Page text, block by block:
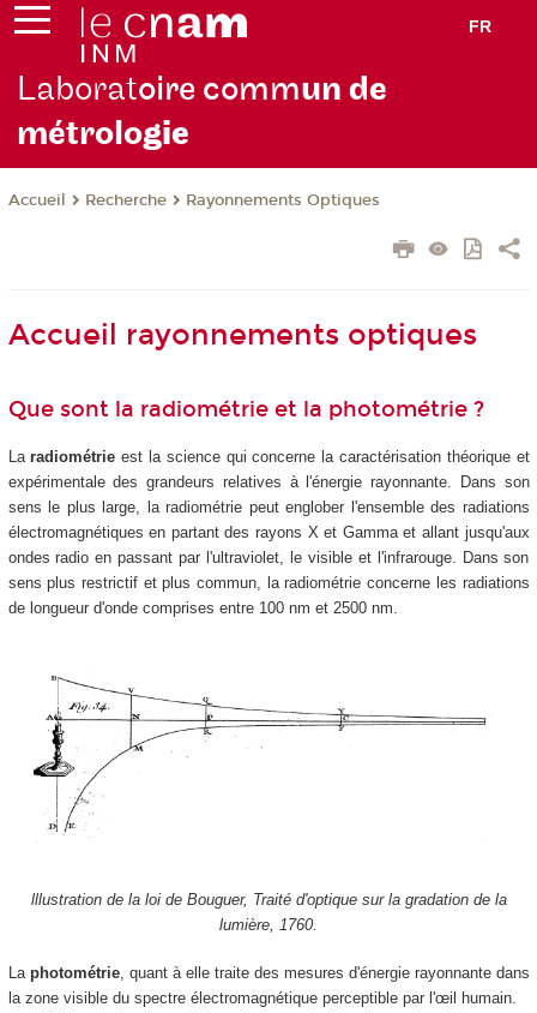
FR
Laboratoire commun de
métrologie
Accueil Recherche Rayonnements Optiques
Accueil rayonnements optiques
Que sont la radiométrie et la photométrie ?
Laradiométrie est la science qui concerne la caractérisation théorique et
expérimentale des grandeurs relatives à l'énergie rayonnante. Dans son
sens le plus large, la radiométrie peut englober l'ensemble des radiations
électromagnétiques en partant des rayons X et Gamma et allant jusqu'aux
ondes radio en passant par l'ultraviolet, le visible et l'infrarouge. Dans son
sens plus restrictif et plus commun, la radiométrie concerne les radiations
de longueur d'onde comprises entre 100 nm et 2500 nm.
lllustration de la loi de Bouguer, Traité d'optique sur la gradation de la
lumière, 1760.
La photométrie, quant à elle traite des mesures d'énergie rayonnante dans
la zone visible du spectre électromagnétique perceptible par l'œil humain.